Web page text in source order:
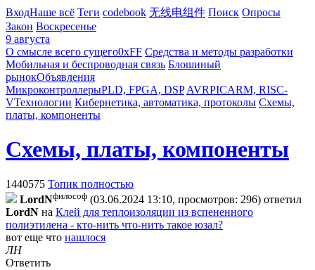
ВходНаше всё Теги codebook 无线电组件 Поиск Опросы
Закон Воскресенье
9 августа
О смысле всего сущего0xFF Средства и методы разработки
Мобильная и беспроводная связь Блошиный
рынокОбъявления
МикроконтроллерыPLD, FPGA, DSP AVRPICARM, RISC-
VТехнологии Кибернетика, автоматика, протоколы Схемы,
платы, компоненты
Схемы, платы, компоненты
1440575 Топик полностью
LordNфилософ (03.06.2024 13:10, просмотров: 296) ответил
LordN на Клей для теплоизоляции из вспененного
полиэтилена - кто-нить что-нить такое юзал?
вот еще что нашлося
ЛН
Ответить